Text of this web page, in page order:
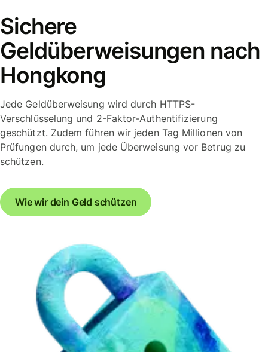
Sichere
Geldüberweisungen nach
Hongkong
Jede Geldüberweisung wird durch HTTPS-
Verschlüsselung und 2-Faktor-Authentifizierung
geschützt. Zudem führen wir jeden Tag Millionen von
Prüfungen durch, um jede Überweisung vor Betrug zu
schützen.
Wie wir dein Geld schützen